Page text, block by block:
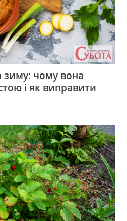
зиму: чому вона
і як виправити